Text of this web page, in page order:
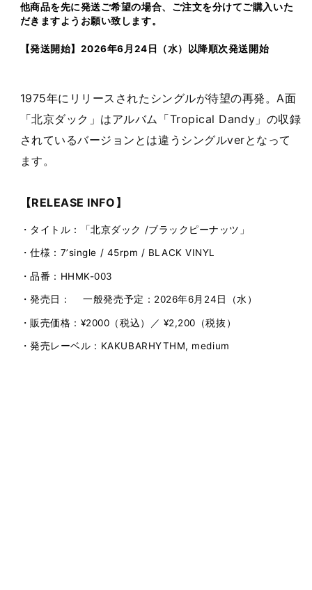
（7inch）
（7inch）
他商品を先に発送ご希望の場合、ご注文を分けてご購入いた
だきますようお願い致します。
【発送開始】2026年6月24日（水）以降順次発送開始
1975年にリリースされたシングルが待望の再発。A面
「北京ダック」はアルバム「Tropical Dandy」の収録
されているバージョンとは違うシングルverとなって
ます。
【RELEASE INFO 】
・タイトル：「北京ダック /ブラックピーナッツ」
・仕様： 7’single / 45rpm / BLACK VINYL
・品番： HHMK-003
・発売日： 一般発売予定： 2026年6月 24日（水）
・販売価格： ¥2000 （税込）／ ¥2,200 （税抜）
・発売レーベル： KAKUBARHYTHM, medium